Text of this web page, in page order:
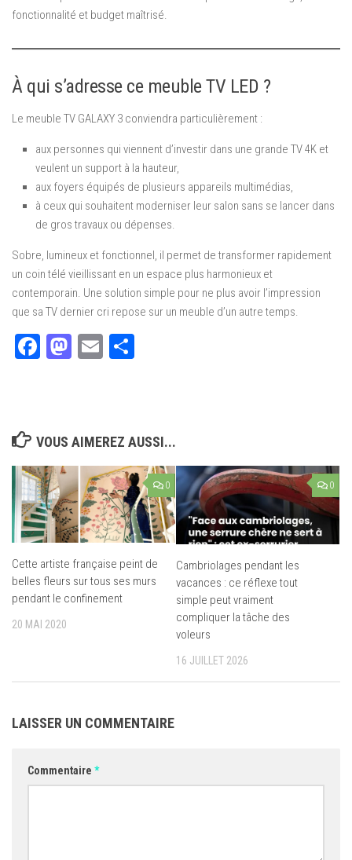
fonctionnalité et budget maîtrisé.
À qui s’adresse ce meuble TV LED ?
Le meuble TV GALAXY 3 conviendra particulièrement :
aux personnes qui viennent d’investir dans une grande TV 4K et
veulent un support à la hauteur,
aux foyers équipés de plusieurs appareils multimédias,
à ceux qui souhaitent moderniser leur salon sans se lancer dans
de gros travaux ou dépenses.
Sobre, lumineux et fonctionnel, il permet de transformer rapidement
un coin télé vieillissant en un espace plus harmonieux et
contemporain. Une solution simple pour ne plus avoir l’impression
que sa TV dernier cri repose sur un meuble d’un autre temps.
Facebook
Mastodon
Email
VOUS AIMEREZ AUSSI...
0
Cette artiste française peint de
belles fleurs sur tous ses murs
pendant le confinement
20 MAI 2020
0
Cambriolages pendant les
vacances : ce réflexe tout
simple peut vraiment
compliquer la tâche des
voleurs
16 JUILLET 2026
LAISSER UN COMMENTAIRE
Commentaire *